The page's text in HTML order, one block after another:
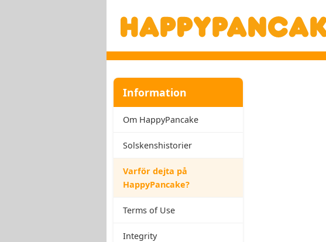
Information
Om HappyPancake
Solskenshistorier
Varför dejta på
HappyPancake?
Terms of Use
Integrity